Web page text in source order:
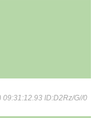
09:31:12.93 ID:D2Rz/G//0